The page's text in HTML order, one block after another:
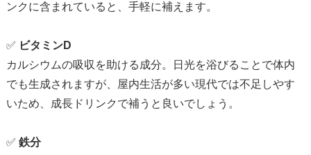
ンクに含まれていると、手軽に補えます。
✅ ビタミンD
カルシウムの吸収を助ける成分。日光を浴びることで体内
でも生成されますが、屋内生活が多い現代では不足しやす
いため、成長ドリンクで補うと良いでしょう。
✅ 鉄分